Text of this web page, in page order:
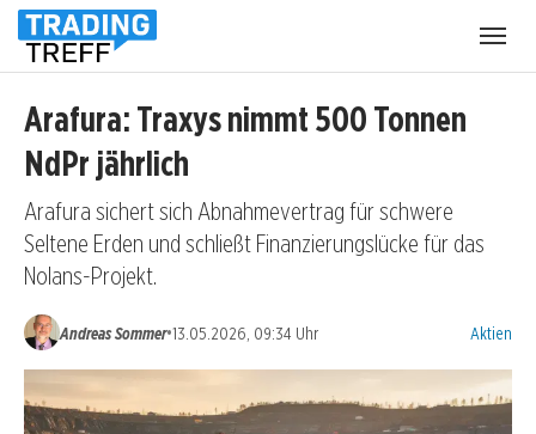
Arafura: Traxys nimmt 500 Tonnen
NdPr jährlich
Arafura sichert sich Abnahmevertrag für schwere
Seltene Erden und schließt Finanzierungslücke für das
Nolans-Projekt.
Andreas Sommer•13.05.2026, 09:34 Uhr Aktien